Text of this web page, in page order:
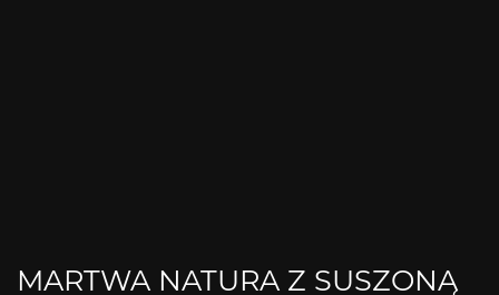
MARTWA NATURA Z SUSZONĄ